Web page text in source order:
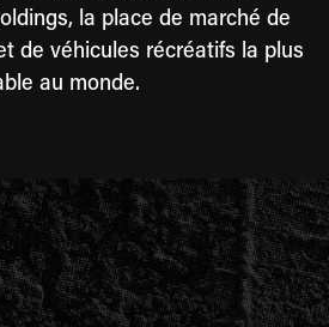
la place de marché de
de véhicules récréatifs la plus
au monde.